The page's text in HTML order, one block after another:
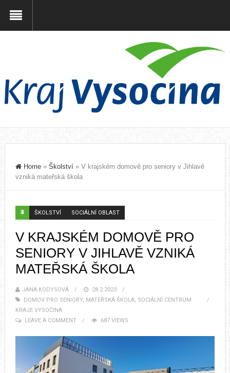
Home» Školství» V krajském domově pro seniory v Jihlavě
vzniká mateřská škola
ŠKOLSTVÍ SOCIÁLNÍ OBLAST
V KRAJSKÉM DOMOVĚ PRO
SENIORY V JIHLAVĚ VZNIKÁ
MATEŘSKÁ ŠKOLA
JANA KODYSOVÁ
28.2.2023
DOMOV PRO SENIORY, MATEŘSKÁ ŠKOLA, SOCIÁLNÍ CENTRUM
KRAJE VYSOČINA
LEAVE A COMMENT
687 VIEWS